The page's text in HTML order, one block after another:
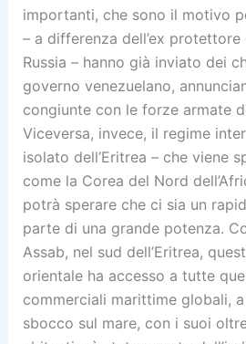
importanti, che sono il motivo
– a differenza dell’ex protettore
Russia – hanno già inviato dei
governo venezuelano,
congiunte con le forze armate
Viceversa, invece, il regime
isolato dell’Eritrea – che viene
come la Corea del Nord
potrà sperare che ci sia un
parte di una grande potenza.
Assab, nel sud dell’Eritrea,
orientale ha accesso a tutte
commerciali marittime globali, a
sbocco sul mare, con i suoi